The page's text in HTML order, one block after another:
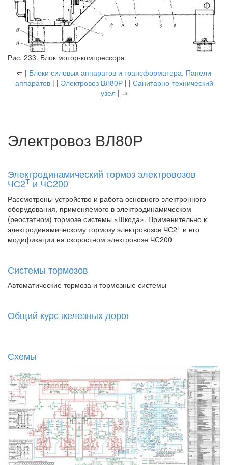
Рис. 233. Блок мотор-компрессора
⇐ | Блоки силовых аппаратов и трансформатора. Панели
аппаратов| | Электровоз ВЛ80Р| | Санитарно-технический
узел| ⇒
Электровоз ВЛ80Р
Электродинамический тормоз электровозов
ЧС2Т и ЧС200
Рассмотрены устройство и работа основного электронного
оборудования, применяемого в электродинамическом
(реостатном) тормозе системы «Шкода». Применительно к
электродинамическому тормозу электровозов ЧС2Т и его
модификации на скоростном электровозе ЧС200
Системы тормозов
Автоматические тормоза и тормозные системы
Общий курс железных дорог
Схемы